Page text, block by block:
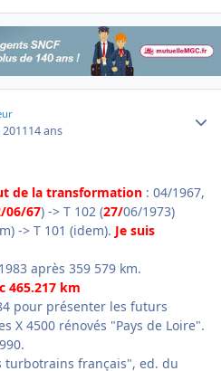
14 ans
de la transformation : 04/1967,
06/67) -> T 102 (27/06/1973)
-> T 101 (idem). Je suis
après 359 579 km.
465.217 km
pour présenter les futurs
X 4500 rénovés "Pays de Loire".
turbotrains français", ed. du